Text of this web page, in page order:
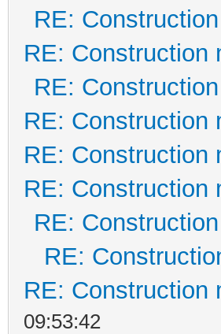
RE:
RE: Construction
RE:
RE: Construction
RE: Construction
RE: Construction
RE:
RE:
RE: Construction
09:53:42